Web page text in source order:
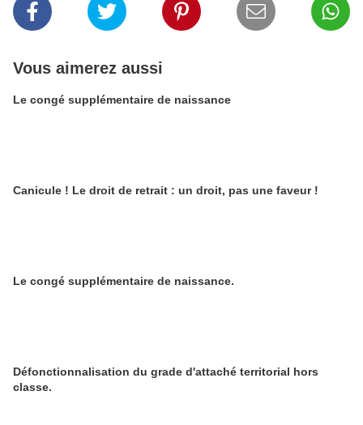
Vous aimerez aussi
Le congé supplémentaire de naissance
Canicule ! Le droit de retrait : un droit, pas une faveur !
Le congé supplémentaire de naissance.
Défonctionnalisation du grade d'attaché territorial hors
classe.